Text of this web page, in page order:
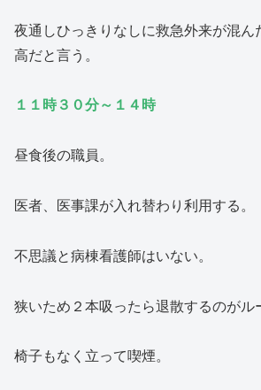
夜通しひっきりなしに救急外来が混ん
高だと言う。
１１時３０分～１４時
昼食後の職員。
医者、医事課が入れ替わり利用する。
不思議と病棟看護師はいない。
狭いため２本吸ったら退散するのがル
椅子もなく立って喫煙。